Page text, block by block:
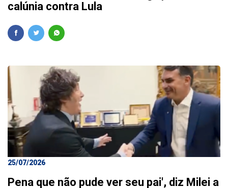
calúnia contra Lula
25/07/2026
Pena que não pude ver seu pai', diz Milei a